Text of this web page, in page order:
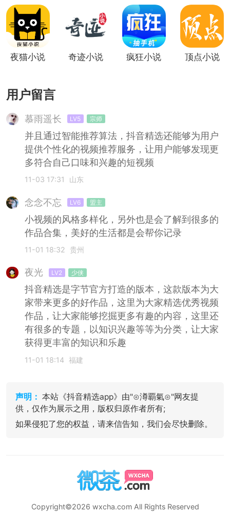
夜猫小说 奇迹小说 疯狂小说 顶点小说
用户留言
慕雨遥长 LV5 宗师
并且通过智能推荐算法，抖音精选还能够为用户
提供个性化的视频推荐服务，让用户能够发现更
多符合自己口味和兴趣的短视频
11-03 17:31 山东
念念不忘 LV6 盟主
小视频的风格多样化，另外也是会了解到很多的
作品合集，美好的生活都是会帮你记录
11-01 18:32 贵州
夜光 LV2 少侠
抖音精选是字节官方打造的版本，这款版本为大
家带来更多的好作品，这里为大家精选优秀视频
作品，让大家能够挖掘更多有趣的内容，这里还
有很多的专题，以知识兴趣等等为分类，让大家
获得更丰富的知识和乐趣
11-01 18:14 福建
声明： 本站《抖音精选app》由"⊙澊覇氣⊙"网友提
供，仅作为展示之用，版权归原作者所有;
如果侵犯了您的权益，请来信告知，我们会尽快删除。
Copyright©2026 wxcha.com All Rights Reserved